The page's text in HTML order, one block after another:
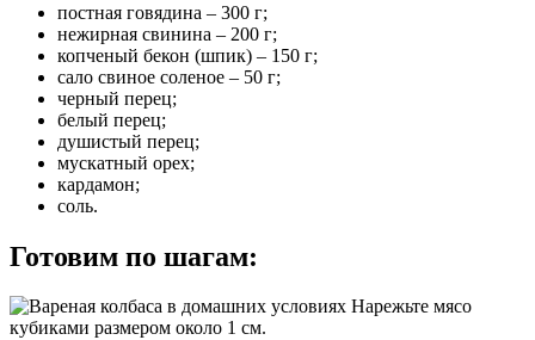
постная говядина – 300 г;
нежирная свинина – 200 г;
копченый бекон (шпик) – 150 г;
сало свиное соленое – 50 г;
черный перец;
белый перец;
душистый перец;
мускатный орех;
кардамон;
соль.
Готовим по шагам:
Нарежьте мясо
кубиками размером около 1 см.